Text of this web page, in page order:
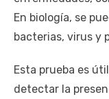
En biología, se
bacterias, virus y
Esta prueba es
detectar la